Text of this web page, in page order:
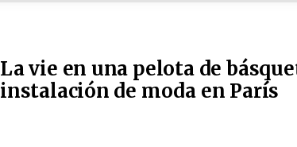
La vie en una pelota de
instalación de moda en París